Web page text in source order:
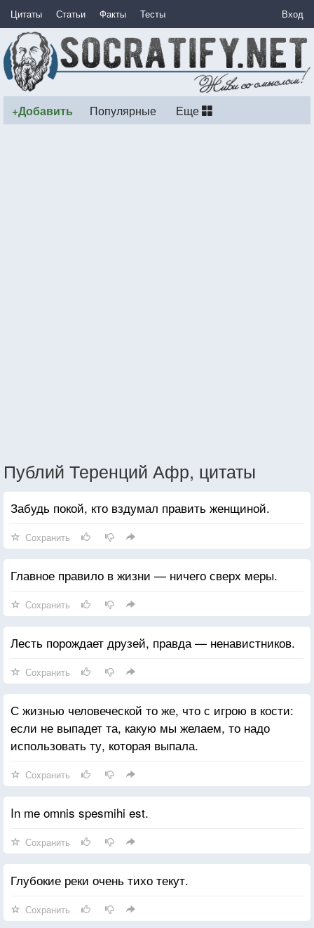
Цитаты Статьи Факты Тесты Вход
+Добавить Популярные Еще
Публий Теренций Афр, цитаты
Забудь покой, кто вздумал править женщиной.
Сохранить
Главное правило в жизни — ничего сверх меры.
Сохранить
Лесть порождает друзей, правда — ненавистников.
Сохранить
С жизнью человеческой то же, что с игрою в кости:
если не выпадет та, какую мы желаем, то надо
использовать ту, которая выпала.
Сохранить
In me omnis spesmihi est.
Сохранить
Глубокие реки очень тихо текут.
Сохранить